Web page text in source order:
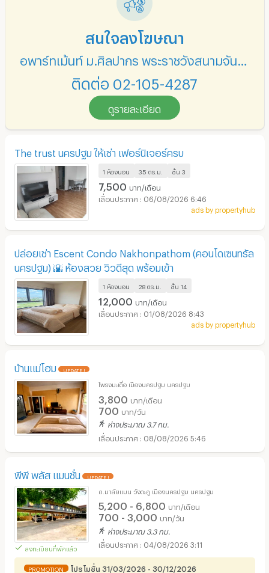
สนใจลงโฆษณา
ติดต่อ 02-105-4287
ดูรายละเอียด
The trust นครปฐม ให้เช่า เฟอร์นิเจอร์ครบ
1 ห้องนอน 35 ตร.ม. ชั้น 3
7,500 บาท/เดือน
06/08/2026 6:46
ads by propertyhub
ปล่อยเช่า Escent Condo Nakhonpathom (คอนโดเซนทรัล
นครปฐม) 🌇 ห้องสวย วิวดีสุด พร้อมเข้า
1 ห้องนอน 28 ตร.ม. ชั้น 14
12,000 บาท/เดือน
01/08/2026 8:43
ads by propertyhub
บ้านแม่โฮม UPDATE !
โพรงมะเดื่อ เมืองนครปฐม นครปฐม
3,800 บาท/เดือน
700 บาท/วัน
ห่างประมาณ 3.7 กม.
08/08/2026 5:46
พีพี พลัส แมนชั่น UPDATE !
ลงทะเบียนที่พักแล้ว
ถ.มาลัยแมน วังตะกู เมืองนครปฐม นครปฐม
5,200 - 6,800 บาท/เดือน
700 - 3,000 บาท/วัน
ห่างประมาณ 3.3 กม.
04/08/2026 3:11
PROMOTION โปรโมชั่น 31/03/2026 - 30/12/2026